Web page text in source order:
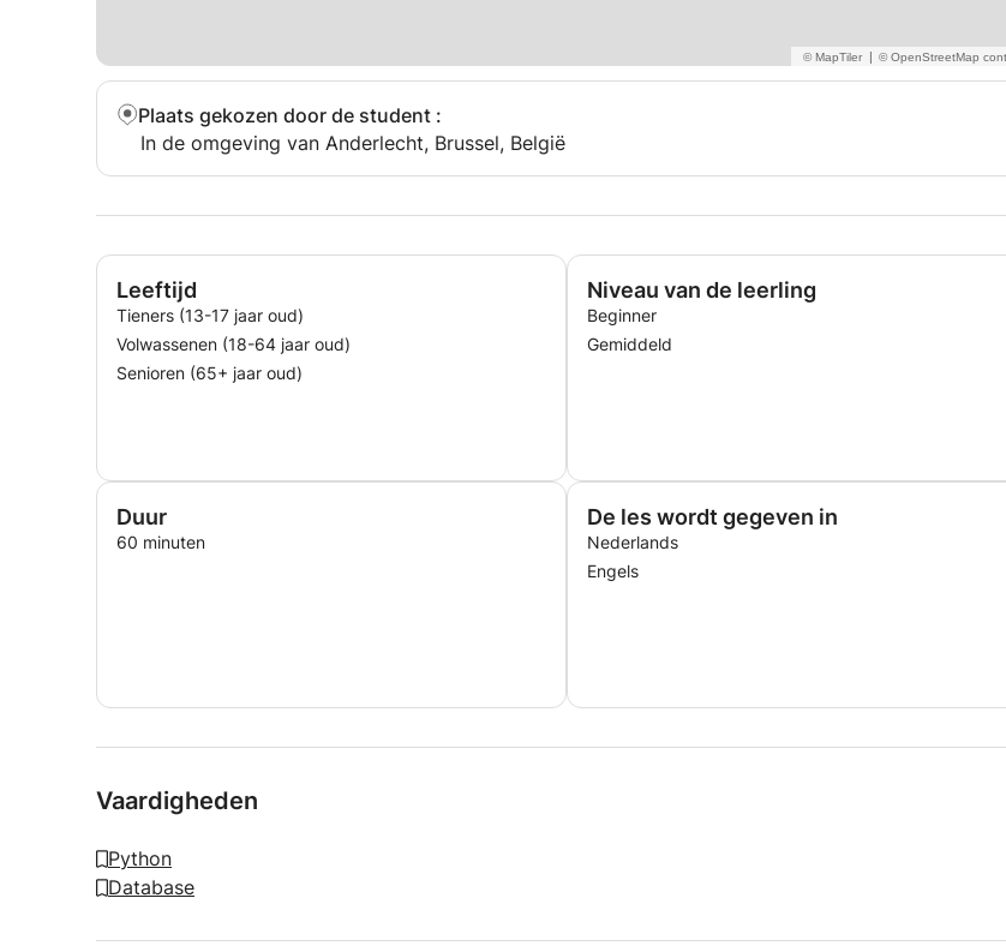
|
Plaats gekozen door de student :
In de omgeving van Anderlecht, Brussel, België
Leeftijd
Tieners (13-17 jaar oud)
Volwassenen (18-64 jaar oud)
Senioren (65+ jaar oud)
Niveau van de leerling
Beginner
Gemiddeld
Duur
60 minuten
De les wordt gegeven in
Nederlands
Engels
Vaardigheden
Python
Database